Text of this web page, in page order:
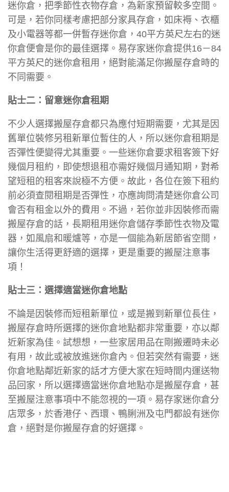
迷你倉，把季節性衣物存倉，為新家預留較多空間。
可是，若你同樣考慮把部分家具存倉，如床褥、衣櫃
及小電器等都一併暫存迷你倉，40平方英尺左右的迷
你倉便會是你的最佳選擇。易存家迷你倉提供16－84
平方英尺的迷你倉租用，絕對能滿足你搬屋存倉時的
不同需要。
貼士二：留意迷你倉租期
不少人選擇搬屋存倉都只為應付短期需要，尤其是因
舊單位裝修另租新單位暫住的人，所以迷你倉租期是
否彈性便變得尤其重要。一些迷你倉要求租客簽下好
幾個月租約，即使想退租亦需好幾個月通知期，對希
望短租的租客來說極不方便。故此，各位在簽下租約
前必須查閱租期是否彈性，亦應詢問清楚迷你倉公司
會否有租金以外的費用。不過，若你並非因裝修而需
搬屋存倉的話，長期租用迷你倉儲存季節性衣物及電
器，如風扇和暖爐等，亦是一個能為新居節省空間，
讓你生活得更舒適的選擇，更是重要的搬屋注意事
項！
貼士三：選擇適當迷你倉地點
不論是因裝修而短租新單位，或是搬到新單位長住，
搬屋存倉時所選擇的迷你倉地點都非常重要，亦以鄰
近新家為佳。試想想，一些家居用品在剛搬遷時未必
有用，故此或被放進迷你倉內。但若突然有需要，迷
你倉地點鄰近新家的話才方便大家在短時間内運送物
品回家，所以選擇適當迷你倉地點亦是搬屋存倉，甚
至搬屋注意事項中不能忽視的一項。易存家迷你倉分
店眾多，於香港仔、西環、鴨脷洲及屯門都設有迷你
倉，絕對是你搬屋存倉的好選擇。